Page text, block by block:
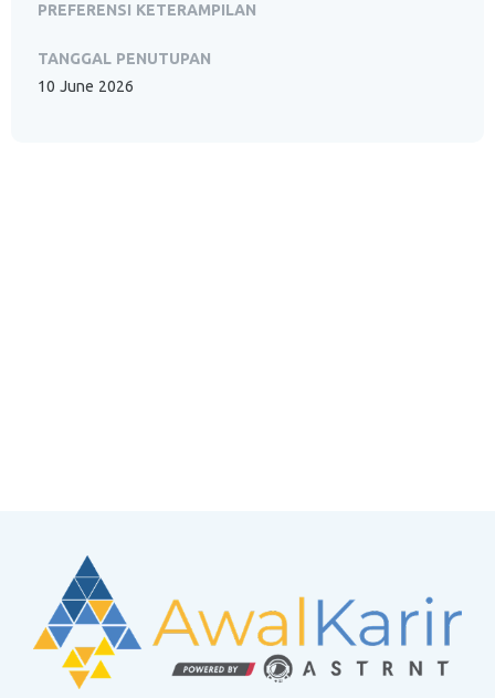
PREFERENSI KETERAMPILAN
TANGGAL PENUTUPAN
10 June 2026